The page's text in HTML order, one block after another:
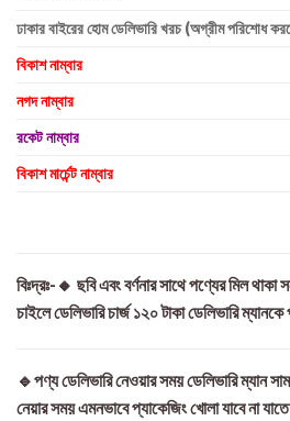
ঢাকার বাইরের হোম ডেলিভারি খরচ (অগ্রীম পরিশোধ
বিকাশ নাম্বার
নগদ নাম্বার
রকেট নাম্বার
বিকাশ মার্চেন্ট নাম্বার
বিঃদ্রঃ-🔸 ছবি এবং বর্ণনার সাথে পণ্যের মিল
চাইলে ডেলিভারি চার্জ ১২০ টাকা ডেলিভারি
🔹পণ্য ডেলিভারি নেওয়ার সময় ডেলিভারি ম্যান
নেয়ার সময় এমনভাবে প্যাকেজিং খোলা যাবে না